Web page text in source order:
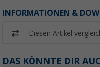
INFORMATIONEN &
Diesen Artikel
DAS KÖNNTE DIR